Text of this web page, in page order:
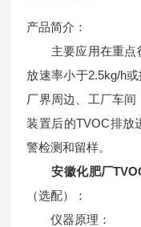
产品简介：
主要应用在重点
放速率小于2.5kg/h
厂界周边、工厂车
装置后的TVOC排放
警检测和留样。
安徽化肥厂
（选配）：
仪器原理：